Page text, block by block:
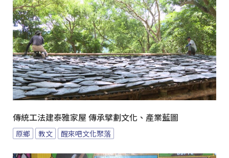
傳統工法建泰雅家屋 傳承擘劃文化、產業藍圖
原鄉 教文 醒來吧文化聚落